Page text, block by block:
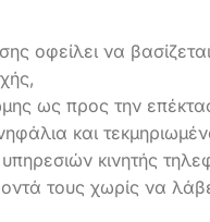
οφείλει να
ως προς την
και
κινητής
τους χωρίς να